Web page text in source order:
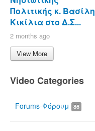
Πολιτικής κ. Βασίλη
Κικίλια στο Δ.Σ...
2 months ago
View More
Video Categories
Forums-Φόρουμ 86